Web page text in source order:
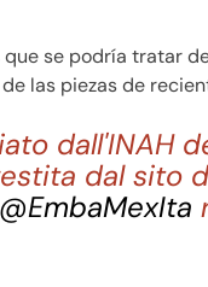
que se podría tratar
las piezas de
dall'INAH
dal sito
@EmbaMexIta